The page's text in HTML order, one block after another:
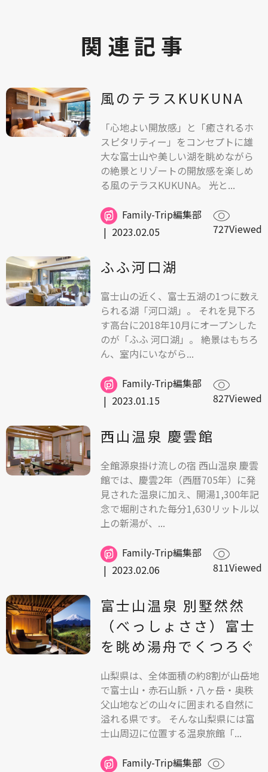
関連記事
風のテラスKUKUNA
「心地よい開放感」と「癒されるホ
スピタリティー」をコンセプトに雄
大な富士山や美しい湖を眺めながら
の絶景とリゾートの開放感を楽しめ
る風のテラスKUKUNA。 光と...
Family-Trip編集部
| 2023.02.05 727Viewed
ふふ河口湖
富士山の近く、富士五湖の1つに数え
られる湖「河口湖」。 それを見下ろ
す高台に2018年10月にオープンした
のが「ふふ 河口湖」。 絶景はもちろ
ん、室内にいながら...
Family-Trip編集部
| 2023.01.15 827Viewed
西山温泉 慶雲館
全館源泉掛け流しの宿 西山温泉 慶雲
館では、慶雲2年（西暦705年）に発
見された温泉に加え、開湯1,300年記
念で堀削された毎分1,630リットル以
上の新湯が、...
Family-Trip編集部
| 2023.02.06 811Viewed
富士山温泉 別墅然然
（べっしょささ）富士
を眺め湯舟でくつろぐ
山梨県は、全体面積の約8割が山岳地
で富士山・赤石山脈・八ヶ岳・奥秩
父山地などの山々に囲まれる自然に
溢れる県です。 そんな山梨県には富
士山周辺に位置する温泉旅館「...
Family-Trip編集部